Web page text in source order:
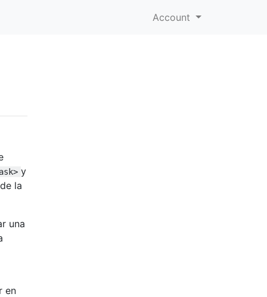
Account
y
la
una
en